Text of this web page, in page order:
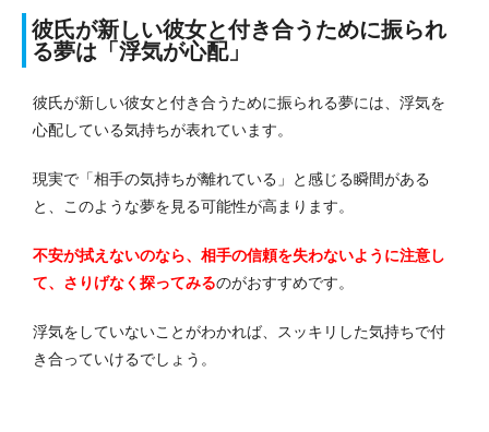
彼氏が新しい彼女と付き合うために振られ
る夢は「浮気が心配」
彼氏が新しい彼女と付き合うために振られる夢には、浮気を
心配している気持ちが表れています。
現実で「相手の気持ちが離れている」と感じる瞬間がある
と、このような夢を見る可能性が高まります。
不安が拭えないのなら、相手の信頼を失わないように注意し
て、さりげなく探ってみるのがおすすめです。
浮気をしていないことがわかれば、スッキリした気持ちで付
き合っていけるでしょう。